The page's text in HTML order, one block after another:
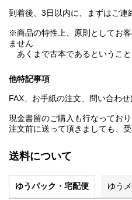
到着後、3日以内に、まずはご連
※商品の特性上、原則としてお
ません
あくまで古本であるというこ
他特記事項
FAX、お手紙の注文、問い合わせ
現金書留のご購入も行なっており
注文前に送って頂きましても、受
送料について
ゆうパック・宅配便 ゆう